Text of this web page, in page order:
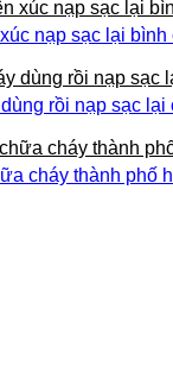
nạp sạc lại
rồi nạp sạc
cháy thành phố